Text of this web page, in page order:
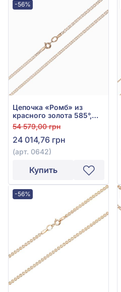
-56%
Цепочка «Ромб» из
красного золота 585°,
без вставки, арт. 0642
54 579,00 грн
24 014,76 грн
(арт. 0642)
Купить
-56%